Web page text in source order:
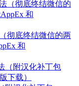
彻底终结微信的两
和